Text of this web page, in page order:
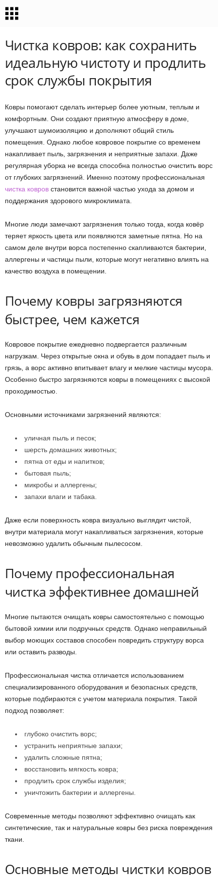
Чистка ковров: как сохранить
идеальную чистоту и продлить
срок службы покрытия
Ковры помогают сделать интерьер более уютным, теплым и
комфортным. Они создают приятную атмосферу в доме,
улучшают шумоизоляцию и дополняют общий стиль
помещения. Однако любое ковровое покрытие со временем
накапливает пыль, загрязнения и неприятные запахи. Даже
регулярная уборка не всегда способна полностью очистить ворс
от глубоких загрязнений. Именно поэтому профессиональная
чистка ковров становится важной частью ухода за домом и
поддержания здорового микроклимата.
Многие люди замечают загрязнения только тогда, когда ковёр
теряет яркость цвета или появляются заметные пятна. Но на
самом деле внутри ворса постепенно скапливаются бактерии,
аллергены и частицы пыли, которые могут негативно влиять на
качество воздуха в помещении.
Почему ковры загрязняются
быстрее, чем кажется
Ковровое покрытие ежедневно подвергается различным
нагрузкам. Через открытые окна и обувь в дом попадает пыль и
грязь, а ворс активно впитывает влагу и мелкие частицы мусора.
Особенно быстро загрязняются ковры в помещениях с высокой
проходимостью.
Основными источниками загрязнений являются:
уличная пыль и песок;
шерсть домашних животных;
пятна от еды и напитков;
бытовая пыль;
микробы и аллергены;
запахи влаги и табака.
Даже если поверхность ковра визуально выглядит чистой,
внутри материала могут накапливаться загрязнения, которые
невозможно удалить обычным пылесосом.
Почему профессиональная
чистка эффективнее домашней
Многие пытаются очищать ковры самостоятельно с помощью
бытовой химии или подручных средств. Однако неправильный
выбор моющих составов способен повредить структуру ворса
или оставить разводы.
Профессиональная чистка отличается использованием
специализированного оборудования и безопасных средств,
которые подбираются с учетом материала покрытия. Такой
подход позволяет:
глубоко очистить ворс;
устранить неприятные запахи;
удалить сложные пятна;
восстановить мягкость ковра;
продлить срок службы изделия;
уничтожить бактерии и аллергены.
Современные методы позволяют эффективно очищать как
синтетические, так и натуральные ковры без риска повреждения
ткани.
Основные методы чистки ковров